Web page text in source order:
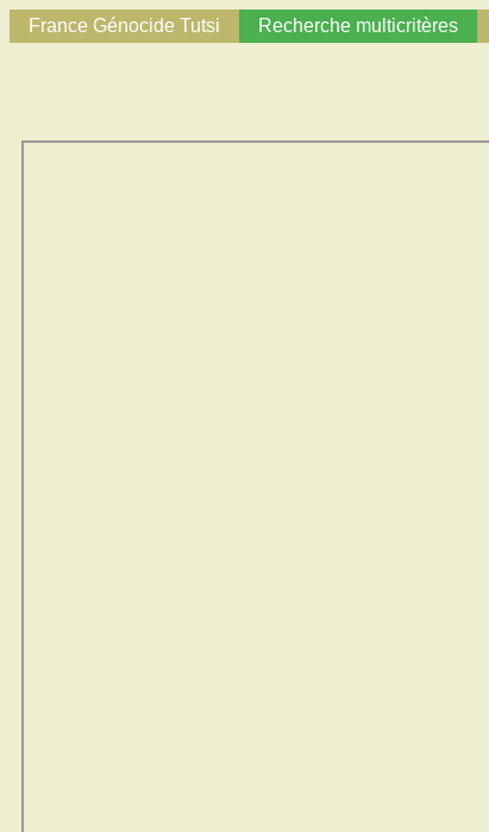
France Génocide Tutsi Recherche multicritères